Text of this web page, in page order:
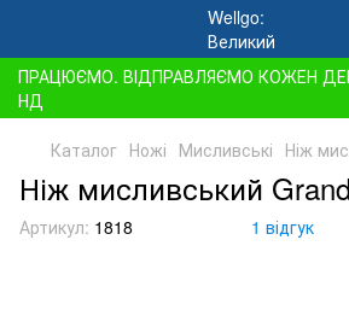
ПРАЦЮЄМО. ВІДПРАВЛЯЄМО КОЖЕН
НД
Каталог Ножі Мисливські Ніж
Ніж мисливський
Артикул: 1818 1 відгук